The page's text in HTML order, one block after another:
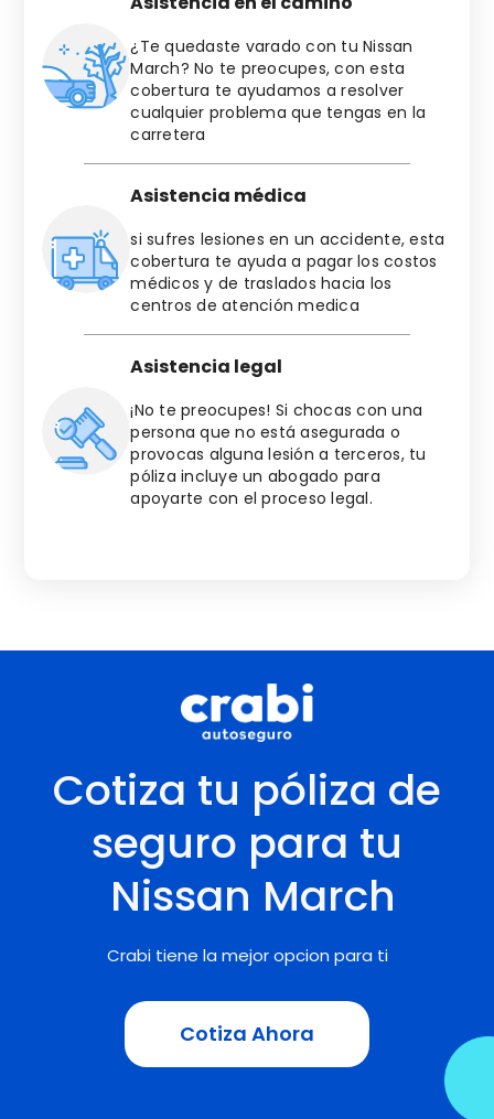
¿Te quedaste varado con tuNissan
March? No te preocupes, con esta
cobertura te ayudamos a resolver
cualquier problema que tengas en la
carretera
Asistencia médica
si sufres lesiones en un accidente, esta
cobertura te ayuda a pagar los costos
médicos y de traslados hacia los
centros de atención medica
Asistencia legal
¡No te preocupes! Si chocas con una
persona que no está asegurada o
provocas alguna lesión a terceros, tu
póliza incluye un abogado para
apoyarte con el proceso legal.
Cotiza tu póliza de
seguro para tu
Nissan March
Crabi tiene la mejor opcion para ti
Cotiza Ahora